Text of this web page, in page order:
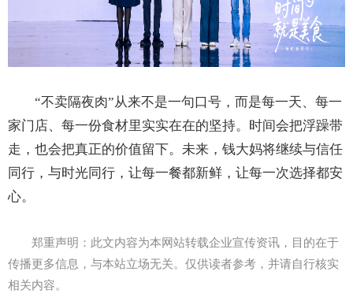
“不卖隔夜肉”从来不是一句口号，而是每一天、每一
家门店、每一份食材里实实在在的坚持。时间会把浮躁带
走，也会把真正的价值留下。未来，钱大妈将继续与信任
同行，与时光同行，让每一餐都新鲜，让每一次选择都安
心。
郑重声明：此文内容为本网站转载企业宣传资讯，目的在于
传播更多信息，与本站立场无关。仅供读者参考，并请自行核实
相关内容。